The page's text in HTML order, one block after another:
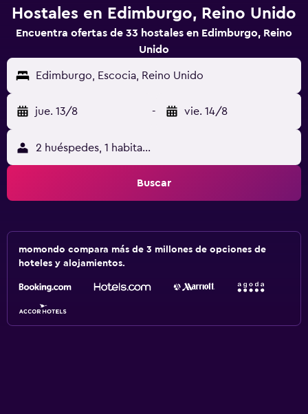
Hostales en Edimburgo, Reino Unido
Encuentra ofertas de 33 hostales en Edimburgo, Reino
Unido
Edimburgo, Escocia, Reino Unido
jue. 13/8 - vie. 14/8
2 huéspedes, 1 habitación
Buscar
momondo compara más de 3 millones de opciones de
hoteles y alojamientos.